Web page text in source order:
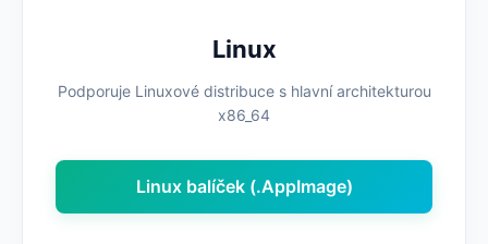
Linux
Podporuje Linuxové distribuce s hlavní architekturou
x86_64
Linux balíček (.AppImage)